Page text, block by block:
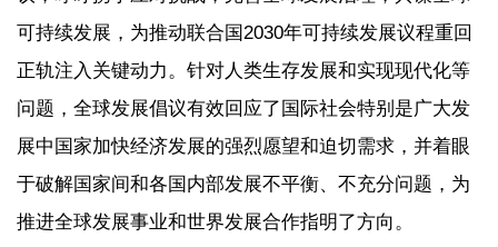
可持续发展，为推动联合国2030年可持续发展议程重回
正轨注入关键动力。针对人类生存发展和实现现代化等
问题，全球发展倡议有效回应了国际社会特别是广大发
展中国家加快经济发展的强烈愿望和迫切需求，并着眼
于破解国家间和各国内部发展不平衡、不充分问题，为
推进全球发展事业和世界发展合作指明了方向。